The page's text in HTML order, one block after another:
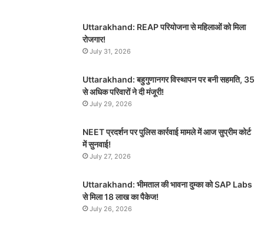
Uttarakhand: REAP परियोजना से महिलाओं को मिला
रोजगार!
July 31, 2026
Uttarakhand: बहुगुणानगर विस्थापन पर बनी सहमति, 35
से अधिक परिवारों ने दी मंजूरी!
July 29, 2026
NEET प्रदर्शन पर पुलिस कार्रवाई मामले में आज सुप्रीम कोर्ट
में सुनवाई!
July 27, 2026
Uttarakhand: भीमताल की भावना दुम्का को SAP Labs
से मिला 18 लाख का पैकेज!
July 26, 2026